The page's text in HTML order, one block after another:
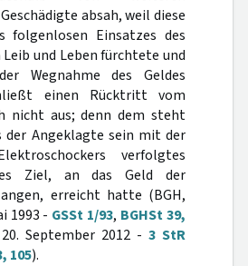
absah, weil diese
folgenlosen Einsatzes des
und Leben fürchtete und
Wegnahme des Geldes
einen Rücktritt vom
nicht aus; denn dem steht
der Angeklagte sein mit der
verfolgtes
Ziel, an das Geld der
erreicht hatte (BGH,
1993 - GSSt 1/93, BGHSt 39,
September 2012 - 3 StR
105).